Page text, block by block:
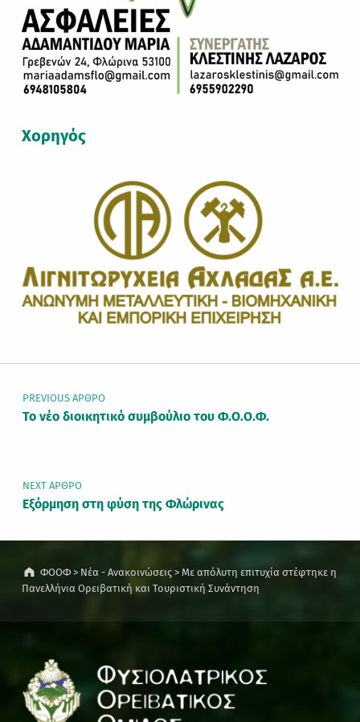
Χορηγός
Πλοήγηση άρθρων
PREVIOUS ΆΡΘΡΟ
Το νέο διοικητικό συμβούλιο του Φ.Ο.Ο.Φ.
NEXT ΆΡΘΡΟ
Εξόρμηση στη φύση της Φλώρινας
ΦΟΟΦ> Νέα - Ανακοινώσεις> Με απόλυτη επιτυχία στέφτηκε η
Πανελλήνια Ορειβατική και Τουριστική Συνάντηση